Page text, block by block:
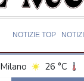
NOTIZIE TOP
Milano 26 °C